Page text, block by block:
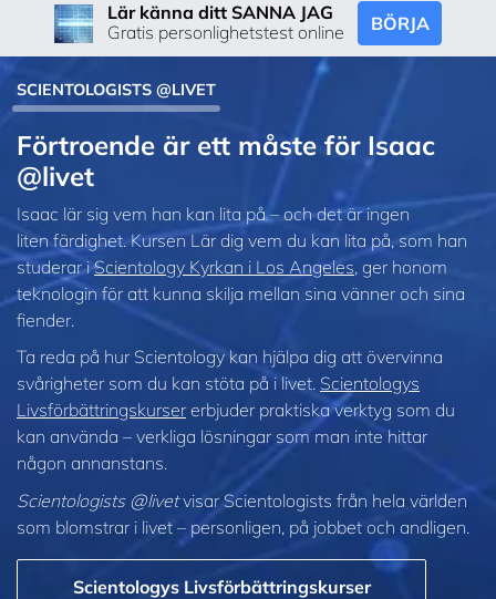
Lär känna ditt SANNA JAG
Gratis personlighetstest online
BÖRJA
SCIENTOLOGISTS @LIVET
Förtroende är ett måste för Isaac
@livet
Isaac lär sig vem han kan lita på – och det är ingen
liten färdighet. Kursen Lär dig vem du kan lita på, som han
studerar iScientology Kyrkan i Los Angeles, ger honom
teknologin för att kunna skilja mellan sina vänner och sina
fiender.
Ta reda på hur Scientology kan hjälpa dig att övervinna
svårigheter som du kan stöta på i livet. Scientologys
Livsförbättringskursererbjuder praktiska verktyg som du
kan använda – verkliga lösningar som man inte hittar
någon annanstans.
Scientologists @livetvisar Scientologists från hela världen
som blomstrar i livet – personligen, på jobbet och andligen.
Scientologys Livsförbättringskurser